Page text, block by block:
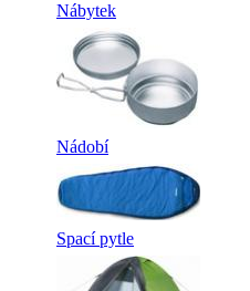
Nábytek
Nádobí
Spací pytle